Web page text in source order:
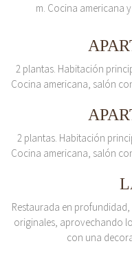
m. Cocina americana
2 plantas. Habitación
Cocina americana, salón
2 plantas. Habitación
Cocina americana, salón
Restaurada en
originales, aprovechando
con una